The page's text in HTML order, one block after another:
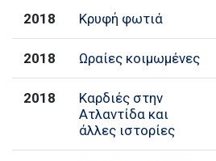
2018 Κρυφή φωτιά
2018 Ωραίες κοιμωμένες
2018
Καρδιές στην
Ατλαντίδα και
άλλες ιστορίες